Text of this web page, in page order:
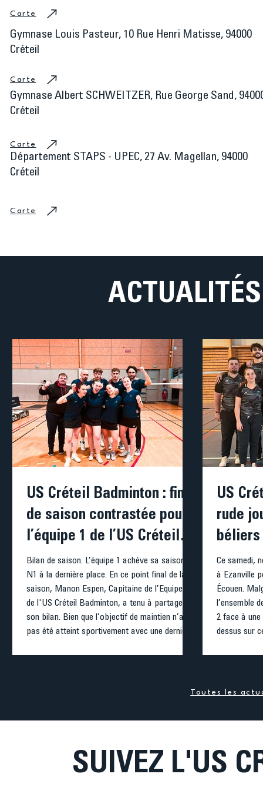
Gymnase Louis Pasteur, 10 Rue Henri Matisse, 94000
Créteil
Gymnase Albert SCHWEITZER, Rue George Sand,
Créteil
Département STAPS - UPEC, 27 Av. Magellan, 94000
Créteil
Carte
Carte
Carte
Carte
US Créteil Badminton : fin
de saison contrastée pour
l’équipe 1 de l’US Créteil et
lancement d’un grand
rendez-vous jeunes
Bilan de saison. L’équipe 1 achève sa saison de
N1 à la dernière place. En ce point final de la
saison, Manon Espen, Capitaine de l’Equipe 1
de l'US Créteil Badminton, a tenu à partager
son bilan. Bien que l’objectif de maintien n’ait
pas été atteint sportivement avec une dernière
à adresser des remerciements tout particuliers
US
rude
Ce samedi,
à Ezanville
Écouen.
l’ensemble
2 face à
dessus sur
étaient une
Toutes les
SUIVEZ L'US